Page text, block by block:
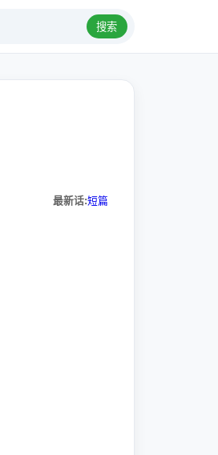
搜索
最新话:短篇